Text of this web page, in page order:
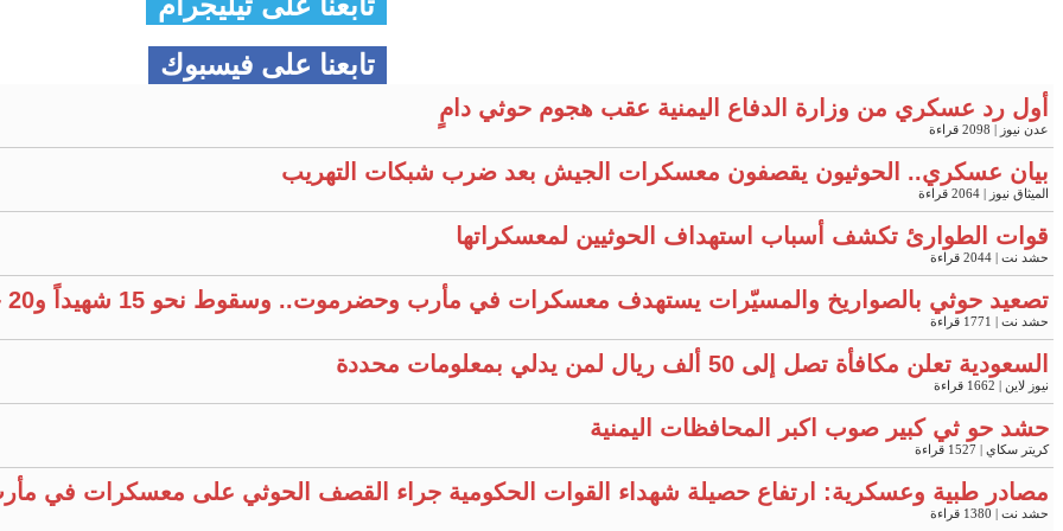
تابعنا على فيسبوك
أول رد عسكري من وزارة الدفاع اليمنية عقب هجوم حوثي دامٍ
عدن نيوز | 2098 قراءة
بيان عسكري.. الحوثيون يقصفون معسكرات الجيش بعد ضرب شبكات التهريب
الميثاق نيوز | 2064 قراءة
قوات الطوارئ تكشف أسباب استهداف الحوثيين لمعسكراتها
حشد نت | 2044 قراءة
تصعيد حوثي بالصواريخ والمسيّرات يستهدف معسكرات في مأرب وحضرموت.. وسقوط نحو 15 شهيداً و20 جريحًا
حشد نت | 1771 قراءة
السعودية تعلن مكافأة تصل إلى 50 ألف ريال لمن يدلي بمعلومات محددة
نيوز لاين | 1662 قراءة
حشد حو ثي كبير صوب اكبر المحافظات اليمنية
كريتر سكاي | 1527 قراءة
مصادر طبية وعسكرية: ارتفاع حصيلة شهداء القوات الحكومية جراء القصف الحوثي على معسكرات في
حشد نت | 1380 قراءة